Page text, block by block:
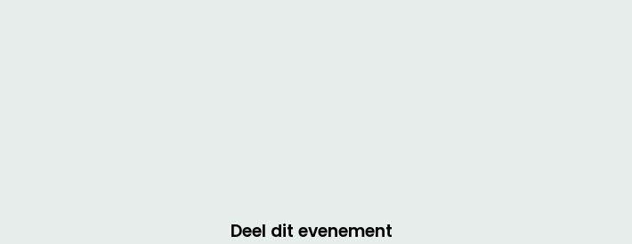
Deel dit evenement